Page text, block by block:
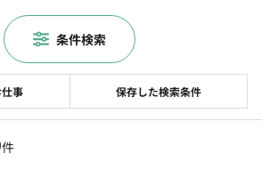
件
事 保存した検索条件
条件検索